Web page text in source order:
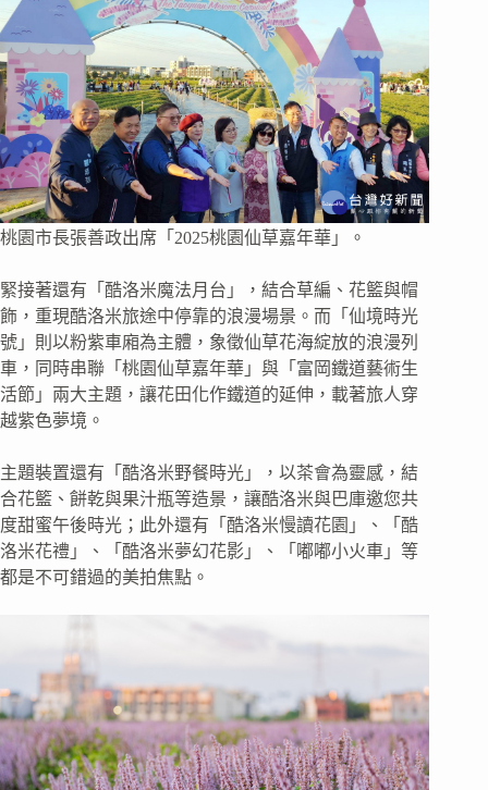
桃園市長張善政出席「2025桃園仙草嘉年華」。
緊接著還有「酷洛米魔法月台」，結合草編、花籃與帽
飾，重現酷洛米旅途中停靠的浪漫場景。而「仙境時光
號」則以粉紫車廂為主體，象徵仙草花海綻放的浪漫列
車，同時串聯「桃園仙草嘉年華」與「富岡鐵道藝術生
活節」兩大主題，讓花田化作鐵道的延伸，載著旅人穿
越紫色夢境。
主題裝置還有「酷洛米野餐時光」，以茶會為靈感，結
合花籃、餅乾與果汁瓶等造景，讓酷洛米與巴庫邀您共
度甜蜜午後時光；此外還有「酷洛米慢讀花園」、「酷
洛米花禮」、「酷洛米夢幻花影」、「嘟嘟小火車」等
都是不可錯過的美拍焦點。